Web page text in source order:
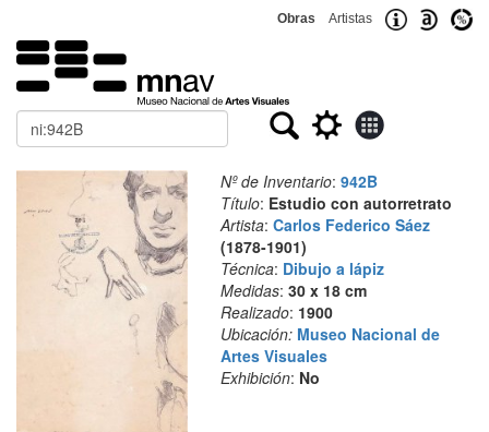
Obras Artistas
Buscar
Nº de Inventario: 942B
Título: Estudio con autorretrato
Artista: Carlos Federico Sáez
(1878-1901)
Técnica: Dibujo a lápiz
Medidas: 30 x 18 cm
Realizado: 1900
Ubicación: Museo Nacional de
Artes Visuales
Exhibición: No